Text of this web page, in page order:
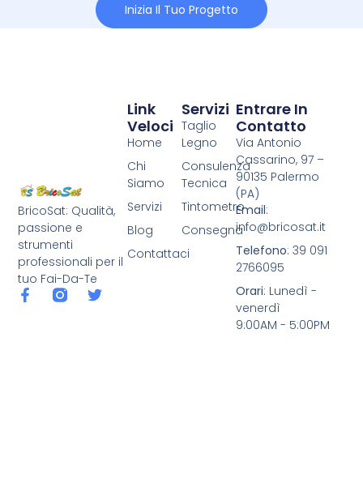
Inizia Il Tuo Progetto
BricoSat: Qualità,
passione e
strumenti
professionali per il
tuo Fai-Da-Te
Servizi
Taglio
Legno
Consulenza
Tecnica
Tintometro
Consegna
Link
Veloci
Home
Chi
Siamo
Servizi
Blog
Contattaci
Entrare In
Contatto
Via Antonio
Cassarino, 97 –
90135 Palermo
(PA)
Email:
info@bricosat.it
Telefono: 39 091
2766095
Orari: Lunedì -
venerdì
9:00AM - 5:00PM